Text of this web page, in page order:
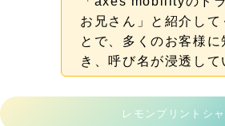
お兄さん」と紹介して
とで、多くのお客様に
き、呼び名が浸透して
レモンプリントシ